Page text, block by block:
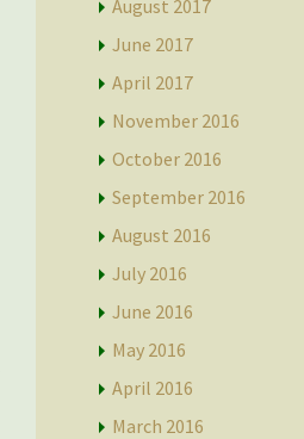
August 2017
June 2017
April 2017
November 2016
October 2016
September 2016
August 2016
July 2016
June 2016
May 2016
April 2016
March 2016